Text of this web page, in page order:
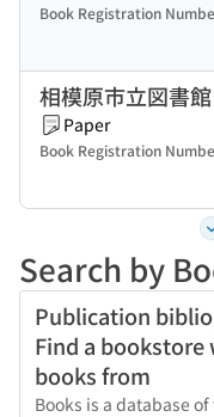
Book Registration
相模原市立図書館
Paper
Book Registration
Search by
Publication
Find a bookstore
books from
Books is a database